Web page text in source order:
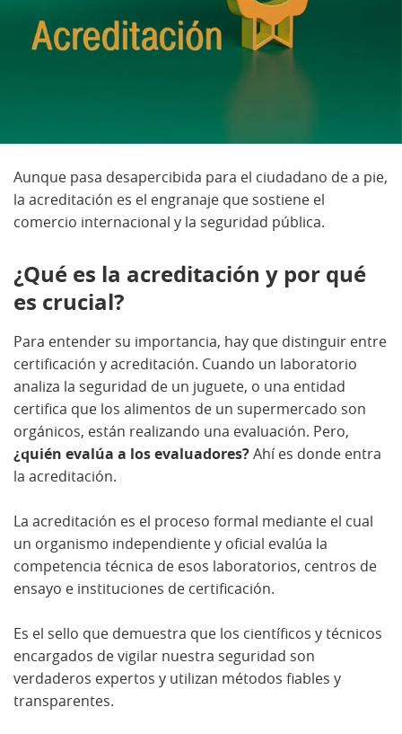
Aunque pasa desapercibida para el ciudadano de a pie,
la acreditación es el engranaje que sostiene el
comercio internacional y la seguridad pública.
¿Qué es la acreditación y por qué
es crucial?
Para entender su importancia, hay que distinguir entre
certificación y acreditación. Cuando un laboratorio
analiza la seguridad de un juguete, o una entidad
certifica que los alimentos de un supermercado son
orgánicos, están realizando una evaluación. Pero,
¿quién evalúa a los evaluadores?Ahí es donde entra
la acreditación.
La acreditación es el proceso formal mediante el cual
un organismo independiente y oficial evalúa la
competencia técnica de esos laboratorios, centros de
ensayo e instituciones de certificación.
Es el sello que demuestra que los científicos y técnicos
encargados de vigilar nuestra seguridad son
verdaderos expertos y utilizan métodos fiables y
transparentes.